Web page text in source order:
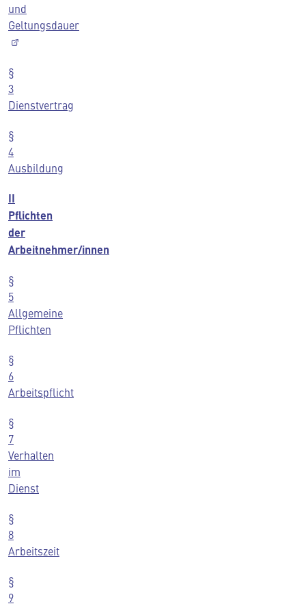
und
Geltungsdauer
§
3
Dienstvertrag
§
4
Ausbildung
II
Pflichten
der
Arbeitnehmer/innen
§
5
Allgemeine
Pflichten
§
6
Arbeitspflicht
§
7
Verhalten
im
Dienst
§
8
Arbeitszeit
§
9